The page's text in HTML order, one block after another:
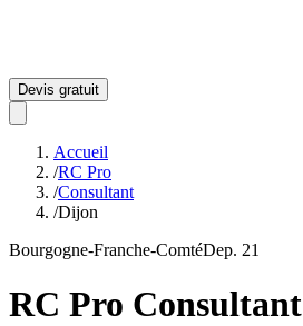
Devis gratuit
Accueil
/RC Pro
/Consultant
/Dijon
Bourgogne-Franche-ComtéDep. 21
RC Pro Consultant